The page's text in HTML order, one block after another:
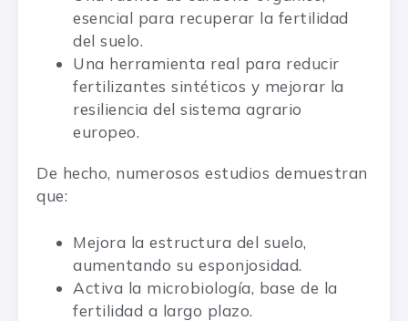
esencial para recuperar la fertilidad
del suelo.
Una herramienta real para reducir
fertilizantes sintéticos y mejorar la
resiliencia del sistema agrario
europeo.
De hecho, numerosos estudios demuestran
que:
Mejora la estructura del suelo,
aumentando su esponjosidad.
Activa la microbiología, base de la
fertilidad a largo plazo.